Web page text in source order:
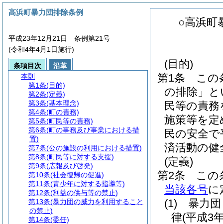
○高浜町
(目的)
第1条
この
の排除」
民等の責
施策等を
民の安全
済活動の
(定義)
第2条
この
当該各号に
(1)
暴力
律(平成3
高浜町暴力団排除条例
平成23年12月21日 条例第21号
(令和4年4月1日施行)
条項目次
沿革
本則
第1条(目的)
第2条(定義)
第3条(基本理念)
第4条(町の責務)
第5条(町民等の責務)
第6条(町の事務及び事業における措
置)
第7条(公の施設の利用における措置)
第8条(町民等に対する支援)
第9条(広報及び啓発)
第10条(社会復帰の促進)
第11条(青少年に対する指導等)
第12条(利益の供与等の禁止)
第13条(暴力団の威力を利用すること
の禁止)
第14条(委任)